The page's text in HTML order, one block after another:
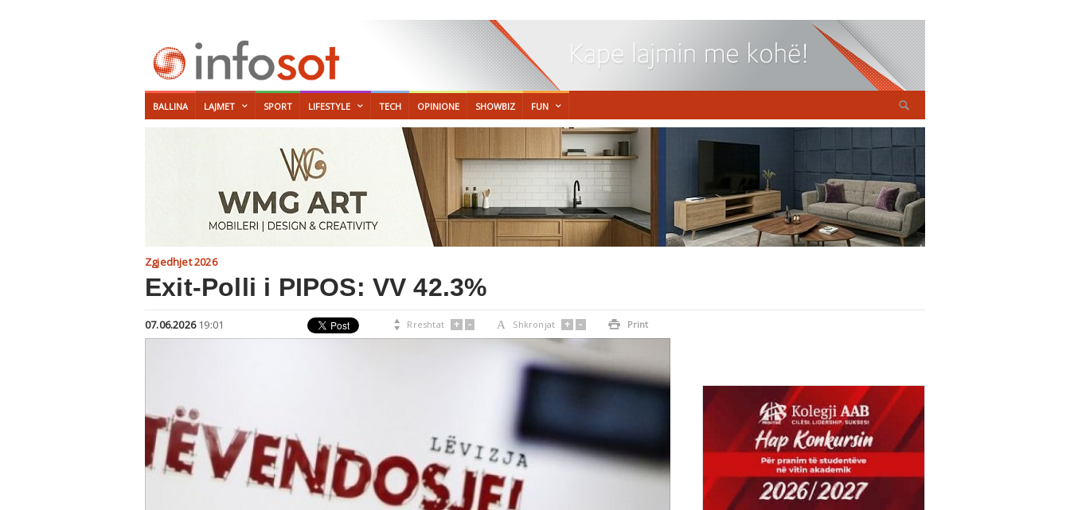
BALLINA LAJMET SPORT LIFESTYLE TECH OPINIONE SHOWBIZ FUN
Zgjedhjet 2026
Exit-Polli i PIPOS: VV 42.3%
07.06.2026 19:01  Rreshtat + - A Shkronjat + -  Print